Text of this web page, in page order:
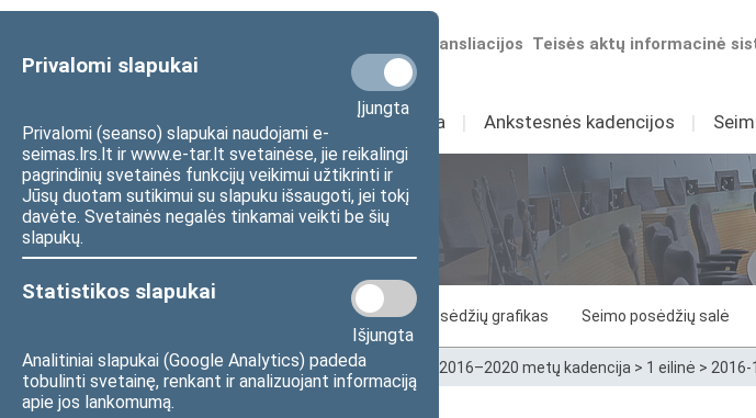
Privalomi slapukai
Įjungta
Privalomi (seanso) slapukai naudojami e-
seimas.lrs.lt ir www.e-tar.lt svetainėse, jie reikalingi
pagrindinių svetainės funkcijų veikimui užtikrinti ir
Jūsų duotam sutikimui su slapuku išsaugoti, jei tokį
davėte. Svetainės negalės tinkamai veikti be šių
slapukų.
Statistikos slapukai
Išjungta
Analitiniai slapukai (Google Analytics) padeda
tobulinti svetainę, renkant ir analizuojant informaciją
apie jos lankomumą.
Teisės aktų informacinė
Numatomos transliacijos
Sudėtis Veikla I Ankstesnės kadencijos I
Seimo posėdžiai
Posėdžiai Posėdžių grafikas Seimo posėdžių salė
Pradžia>Seimo posėdžiai>Kadencijos 2016–2020 metų kadencija > 1 eilinė > 2016-